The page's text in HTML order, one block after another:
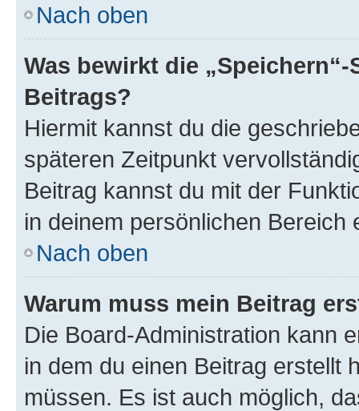
Nach oben
Was bewirkt die
Beitrags?
Hiermit kannst du die
späteren Zeitpunkt
Beitrag kannst du mit der
in deinem persönlichen Bereich
Nach oben
Warum muss mein Beitrag
Die Board-Administration kann
in dem du einen Beitrag erstellt
müssen. Es ist auch möglich,